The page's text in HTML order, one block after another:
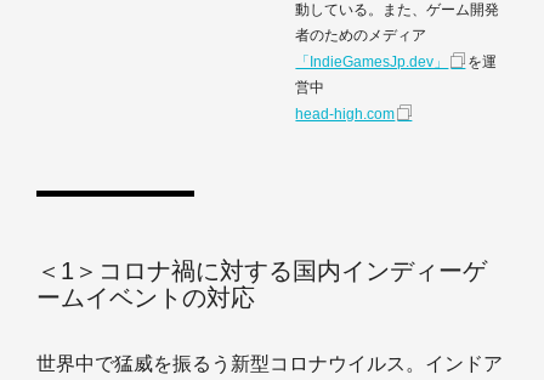
動している。また、ゲーム開発
者のためのメディア
「IndieGamesJp.dev」
を運
営中
head-high.com
＜1＞コロナ禍に対する国内インディーゲ
ームイベントの対応
世界中で猛威を振るう新型コロナウイルス。インドア